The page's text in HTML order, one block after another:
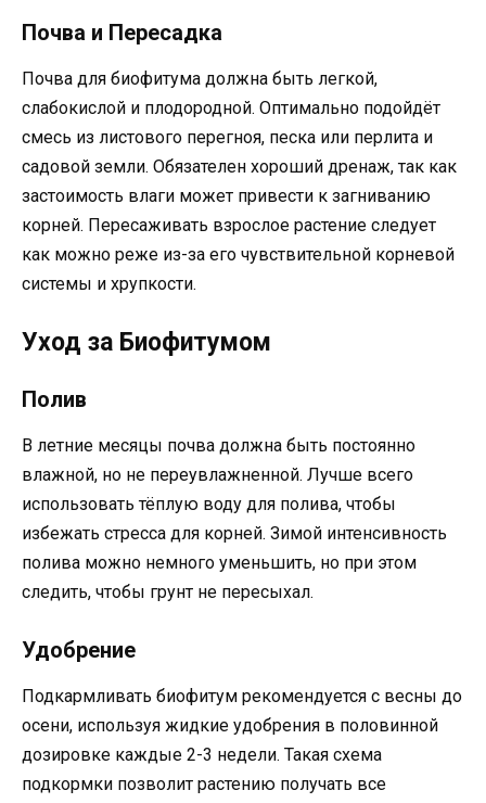
Почва и Пересадка
Почва для биофитума должна быть легкой,
слабокислой и плодородной. Оптимально подойдёт
смесь из листового перегноя, песка или перлита и
садовой земли. Обязателен хороший дренаж, так как
застоимость влаги может привести к загниванию
корней. Пересаживать взрослоe растение следует
как можно реже из-за его чувствительной корневой
системы и хрупкости.
Уход за Биофитумом
Полив
В летние месяцы почва должна быть постоянно
влажной, но не переувлажненной. Лучше всего
использовать тёплую воду для полива, чтобы
избежать стресса для корней. Зимой интенсивность
полива можно немного уменьшить, но при этом
следить, чтобы грунт не пересыхал.
Удобрение
Подкармливать биофитум рекомендуется с весны до
осени, используя жидкие удобрения в половинной
дозировке каждые 2-3 недели. Такая схема
подкормки позволит растению получать все